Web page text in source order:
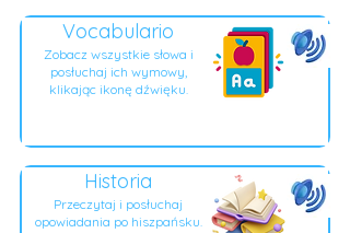
Vocabulario
Zobacz wszystkie słowa i
posłuchaj ich wymowy,
klikając ikonę dźwięku.
Historia
Przeczytaj i posłuchaj
opowiadania po hiszpańsku.